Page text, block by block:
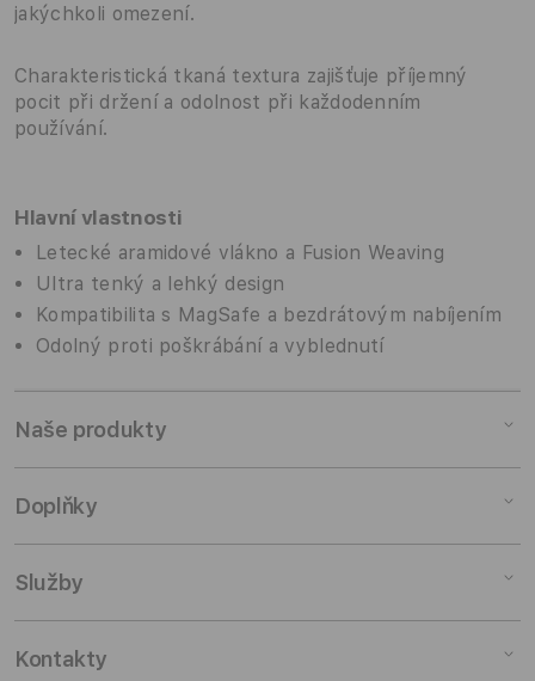
jakýchkoli omezení.
Charakteristická tkaná textura zajišťuje příjemný
pocit při držení a odolnost při každodenním
používání.
Hlavní vlastnosti
Letecké aramidové vlákno a Fusion Weaving
Ultra tenký a lehký design
Kompatibilita s MagSafe a bezdrátovým nabíjením
Odolný proti poškrábání a vyblednutí
Naše produkty
iPhone
AirPods
Doplňky
Doplňky pro Mac
Doplňky pro iPhone
Služby
Pronájem
Kontakty